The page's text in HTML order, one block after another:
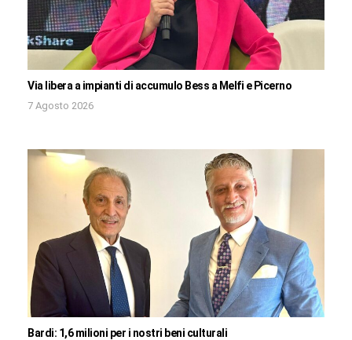
Via libera a impianti di accumulo Bess a Melfi e Picerno
7 Agosto 2026
Bardi: 1,6 milioni per i nostri beni culturali